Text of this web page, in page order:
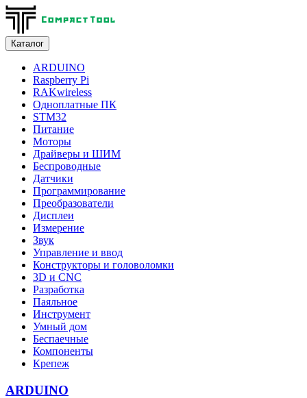
Каталог
ARDUINO
Raspberry Pi
RAKwireless
Одноплатные ПК
STM32
Питание
Моторы
Драйверы и ШИМ
Беспроводные
Датчики
Программирование
Преобразователи
Дисплеи
Измерение
Звук
Управление и ввод
Конструкторы и головоломки
3D и CNC
Разработка
Паяльное
Инструмент
Умный дом
Беспаечные
Компоненты
Крепеж
ARDUINO